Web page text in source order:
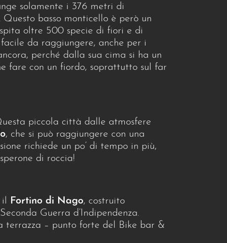
solamente i 376 metri di
basso monticello è però un
oltre 500 specie di fiori e di
da raggiungere, anche per i
perché dalla sua cima si ha un
fare con un fiordo, soprattutto sul far
piccola città dalle atmosfere
, che si può raggiungere con una
richiede un po’ di tempo in più,
di roccia!
il Fortino di Nago, costruito
Guerra d’Indipendenza.
terrazza – punto forte del Bike bar &